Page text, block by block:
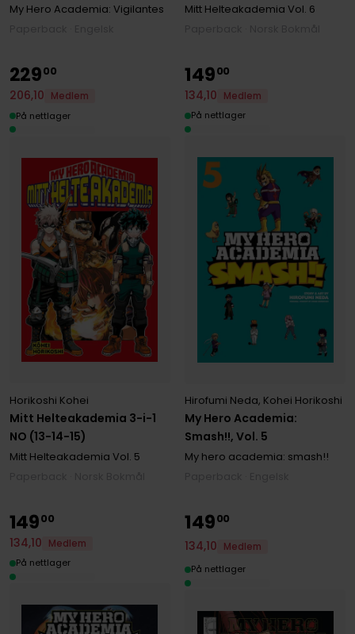
My Hero Academia: Vigilantes
Mitt Helteakademia Vol. 6
Mitt Helteakademia 3-i-1
NO (13-14-15)
Horikoshi Kohei
Mitt Helteakademia Vol. 5
22900
206,10
Medlem
På nettlager
My Hero Academia:
Smash!!, Vol. 5
Hirofumi Neda, Kohei Horikoshi
My hero academia: smash!!
14900
134,10
Medlem
På nettlager
14900
134,10
Medlem
På nettlager
14900
134,10
Medlem
På nettlager